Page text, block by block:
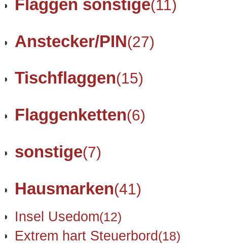
Flaggen sonstige(11)
Anstecker/PIN(27)
Tischflaggen(15)
Flaggenketten(6)
sonstige(7)
Hausmarken(41)
Insel Usedom(12)
Extrem hart Steuerbord(18)